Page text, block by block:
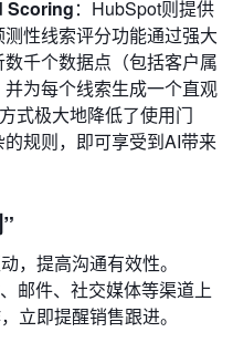
Scoring：HubSpot则提供
性线索评分功能通过强大
千个数据点（包括客户属
为每个线索生成一个直观
式极大地降低了使用门
规则，即可享受到AI带来
，提高沟通有效性。
邮件、社交媒体等渠道上
立即提醒销售跟进。